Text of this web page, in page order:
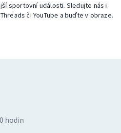
sportovní události. Sledujte nás i
či YouTube a buďte v obraze.
hodin